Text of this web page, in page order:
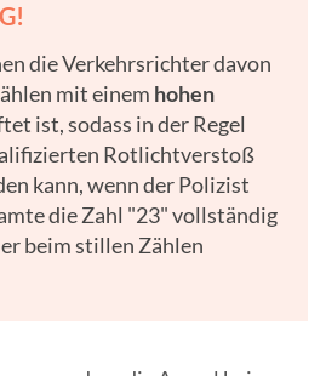
die Verkehrsrichter davon
mit einem hohen
ist, sodass in der Regel
Rotlichtverstoß
kann, wenn der Polizist
die Zahl "23" vollständig
beim stillen Zählen